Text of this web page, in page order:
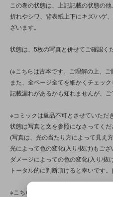
この巻の状態は、上記記載の状態の他、
折れやシワ、背表紙上下にキズ/ハゲ
ざいます。
状態は、5枚の写真と併せてご確認くだ
(※こちらは古本です。ご理解の上、ご
また、全ページ全てを細かくチェック
記載漏れがあるかも知れませんが、
※コミックは返品不可とさせていただき
状態は写真と文を参照になさってくだ
(写真は、光の当たり方によって見え方
光によって色の変化(入り/抜け)もござ
ダメージによっての色の変化(入り/抜
トータル的に判断頂けると幸いです。)
※こちらの商品は店頭でも販売していま